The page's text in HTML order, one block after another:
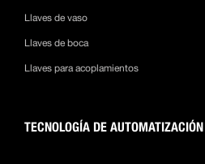
Llaves de vaso
Llaves de boca
Llaves para acoplamientos
TECNOLOGÍA DE AUTOMATIZACIÓN